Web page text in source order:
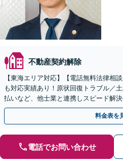
不動産契約解除
【東海エリア対応】【電話無料法律相
も対応実績あり！原状回復トラブル／
払いなど、他士業と連携しスピード解
応】【オンライン面談可】【完全個室】
料金表を
電話でお問い合わせ